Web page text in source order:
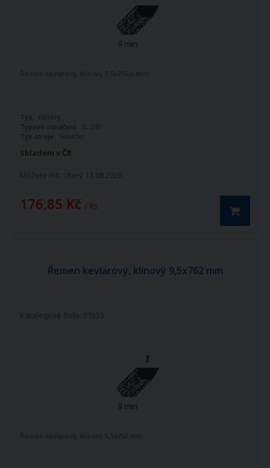
Skladem v ČR
Můžete mít: Úterý 11.08.2026
176,85 Kč / ks
Řemen kevlarový, klínový 9,5x736,6 mm
Typ: klínový
Typové označení:
3L 290
Typ stroje:
Sekačka
Řemen kevlarový, klínový 9,5x762 mm
Katalogové číslo: 31553
Řemen kevlarový, klínový 9,5x762 mm